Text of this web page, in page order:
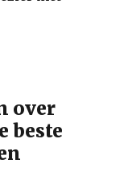
over
beste